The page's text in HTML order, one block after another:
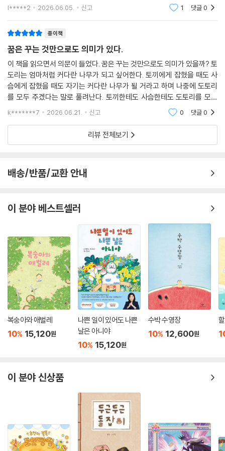
와 같은 졸참나무가 되고싶어 우여곡절을 겪으며 결국은 꿈을 이루는 내용
l*****2 2026.06.05. 신고 1 댓글0
종이책
꿈은 꾸는 것만으로도 의미가 있다.
이 책을 읽으면서 의문이 들었다. 꿈은 꾸는 것만으로도 의미가 있을까? 토
도리는 엄마처럼 커다란 나무가 되고 싶어한다. 토끼에게 잡혔을 때도 사
슴에게 잡혔을 때도 자기는 커다란 나무가 될 거라고 하며 나중에 도토리
를 모두 주겠다는 말로 풀려난다. 토끼한테도 사슴한테도 도토리를 모두
주겠다고 하다니 이 정도면 사기꾼 도토리가 아닌가 하는 생각도 했다. 다
k*******7 2026.06.21. 신고 0 댓글0
리뷰 전체보기
배송/반품/교환 안내
이 분야 베스트셀러
복숭아와 애벌레
10% 15,120원
나쁜 일이 있어도 나쁜
날은 아니야
10% 15,120원
수박 수영장
10% 12,600원
이 분야 신상품